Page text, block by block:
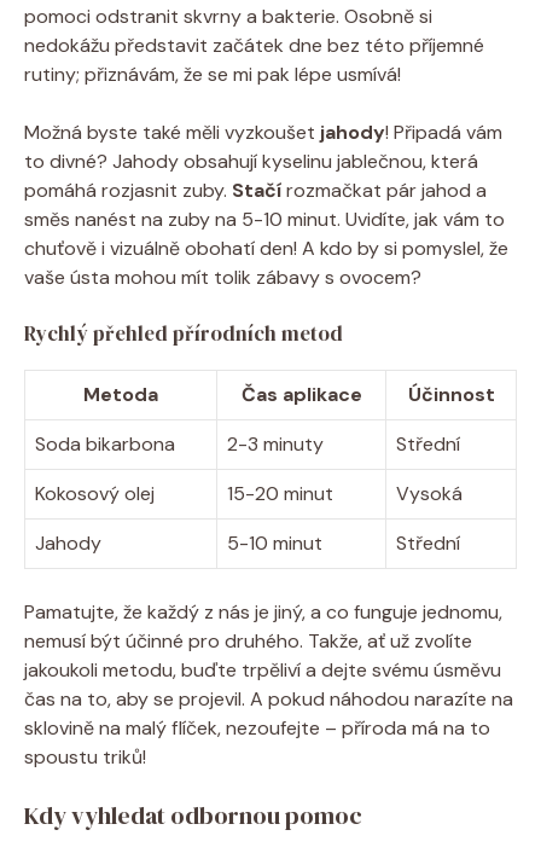
pomoci odstranit skvrny a bakterie. Osobně si
nedokážu představit začátek dne bez této příjemné
rutiny; přiznávám, že se mi pak lépe usmívá!
Možná byste také měli vyzkoušet jahody! Připadá vám
to divné? Jahody obsahují kyselinu jablečnou, která
pomáhá rozjasnit zuby. Stačírozmačkat pár jahod a
směs nanést na zuby na 5-10 minut. Uvidíte, jak vám to
chuťově i vizuálně obohatí den! A kdo by si pomyslel, že
vaše ústa mohou mít tolik zábavy s ovocem?
Rychlý přehled přírodních metod
Metoda Čas aplikace
Účinnost
Soda bikarbona
2-3 minuty
Střední
Kokosový olej
15-20 minut
Vysoká
Jahody
5-10 minut Střední
Pamatujte, že každý z nás je jiný, a co funguje jednomu,
nemusí být účinné pro druhého. Takže, ať už zvolíte
jakoukoli metodu, buďte trpěliví a dejte svému úsměvu
čas na to, aby se projevil. A pokud náhodou narazíte na
sklovině na malý flíček, nezoufejte – příroda má na to
spoustu triků!
Kdy vyhledat odbornou pomoc